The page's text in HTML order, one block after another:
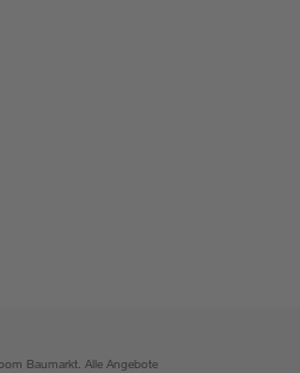
Baumarkt. Alle Angebote